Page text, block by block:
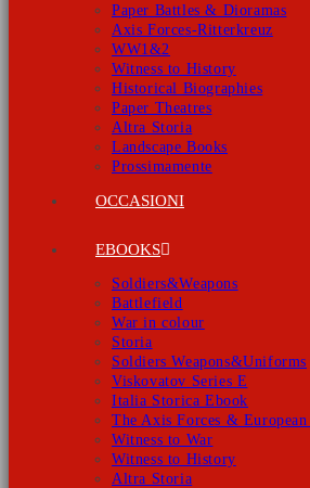
Paper Battles & Dioramas
Axis Forces-Ritterkreuz
WW1&2
Witness to History
Historical Biographies
Paper Theatres
Altra Storia
Landscape Books
Prossimamente
OCCASIONI
EBOOKS
Soldiers&Weapons
Battlefield
War in colour
Storia
Soldiers Weapons&Uniforms
Viskovatov Series E
Italia Storica Ebook
The Axis Forces &
Witness to War
Witness to History
Altra Storia